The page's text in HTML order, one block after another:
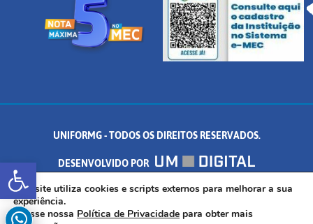
Abrir a barra de ferramentas
UNIFORMG - TODOS OS DIREITOS RESERVADOS.
DESENVOLVIDO POR
AV. DR. ARNALDO DE SENNA, 328 - PALMEIRAS, FORMIGA/MG - CEP:
35.574.530
Este site utiliza cookies e scripts externos para melhorar a sua
experiência.
Acesse nossa Política de Privacidade para obter mais